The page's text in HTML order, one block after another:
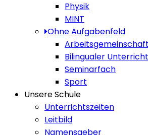
Physik
MINT
Ohne Aufgabenfeld
Bilingualer Unterricht
Seminarfach
Sport
Unsere Schule
Unterrichtszeiten
Leitbild
Namensgeber